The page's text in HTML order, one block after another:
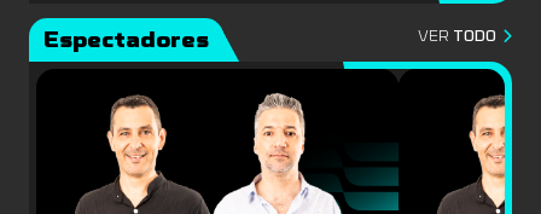
Espectadores VER TODO